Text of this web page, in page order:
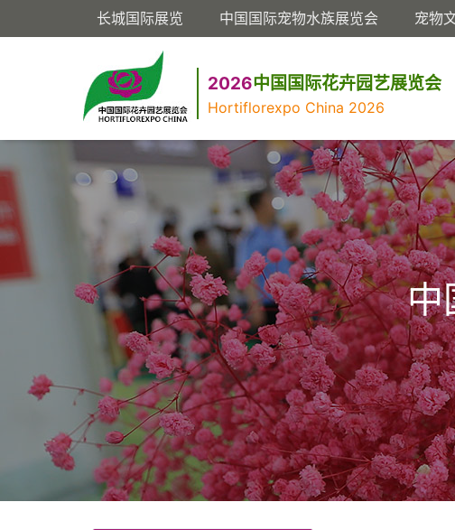
长城国际展览 中国国际宠物水族展览会 宠物
2026中国国际花卉园艺展览会
Hortiflorexpo China 2026
中